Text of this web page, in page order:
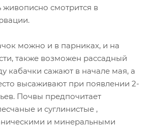
живописно смотрится в
можно и в парниках, и на
также возможен рассадный
кабачки сажают в начале мая, а
высаживают при появлении 2-
Почвы предпочитает
и суглинистые ,
и минеральными